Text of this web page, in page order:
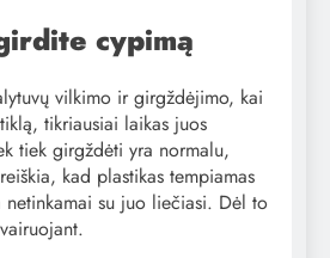
cypimą
vilkimo ir girgždėjimo, kai
tikriausiai laikas juos
tiek girgždėti yra normalu,
kad plastikas tempiamas
su juo liečiasi. Dėl to